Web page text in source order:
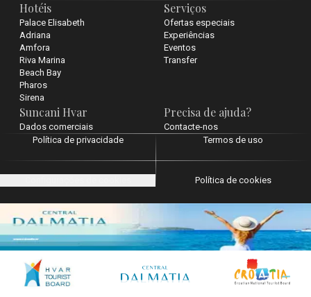
Hotéis
Palace Elisabeth
Adriana
Amfora
Riva Marina
Beach Bay
Pharos
Sirena
Serviços
Ofertas especiais
Experiências
Eventos
Transfer
Suncani Hvar
Dados comerciais
Precisa de ajuda?
Contacte-nos
Política de privacidade Termos de uso
Política de cookies